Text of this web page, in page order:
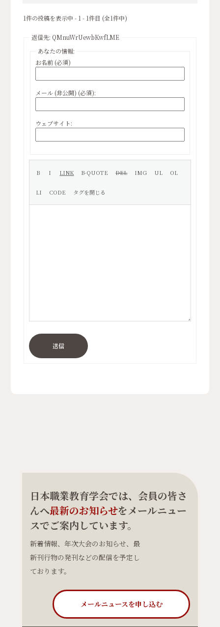
1件の投稿を表示中 - 1 - 1件目 (全1件中)
返信先: QMnuWrUewbKwfLME
あなたの情報:
お名前 (必須)
メール (非公開) (必須):
ウェブサイト:
送信
日本職業教育学会では、会員の皆さ
んへ最新のお知らせをメールニュー
スでご案内しています。
新着情報、年次大会のお知らせ、最
新刊行物の発刊などの配信を予定し
ております。
メールニュースを申し込む